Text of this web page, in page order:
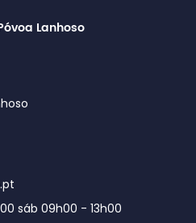
Lanhoso
sáb 09h00 - 13h00